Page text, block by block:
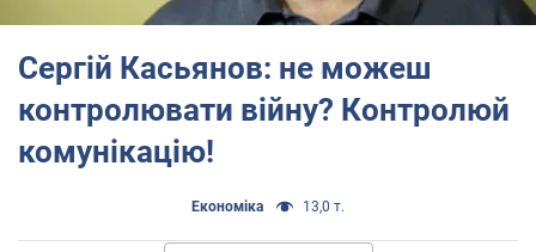
Сергій Касьянов: не можеш
контролювати війну? Контролюй
комунікацію!
Економіка 13,0 т.